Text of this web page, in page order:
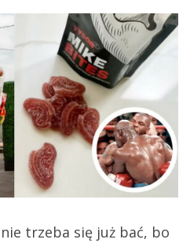
nie trzeba się już bać, bo